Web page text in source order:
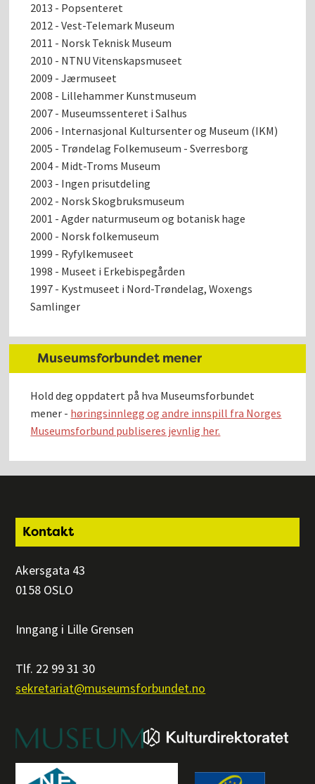
2013 - Popsenteret
2012 - Vest-Telemark Museum
2011 - Norsk Teknisk Museum
2010 - NTNU Vitenskapsmuseet
2009 - Jærmuseet
2008 - Lillehammer Kunstmuseum
2007 - Museumssenteret i Salhus
2006 - Internasjonal Kultursenter og Museum (IKM)
2005 - Trøndelag Folkemuseum - Sverresborg
2004 - Midt-Troms Museum
2003 - Ingen prisutdeling
2002 - Norsk Skogbruksmuseum
2001 - Agder naturmuseum og botanisk hage
2000 - Norsk folkemuseum
1999 - Ryfylkemuseet
1998 - Museet i Erkebispegården
1997 - Kystmuseet i Nord-Trøndelag, Woxengs
Samlinger
Museumsforbundet mener
Hold deg oppdatert på hva Museumsforbundet
mener - høringsinnlegg og andre innspill fra Norges
Museumsforbund publiseres jevnlig her.
Footer
Kontakt
Akersgata 43
0158 OSLO
Inngang i Lille Grensen
Tlf. 22 99 31 30
sekretariat@museumsforbundet.no